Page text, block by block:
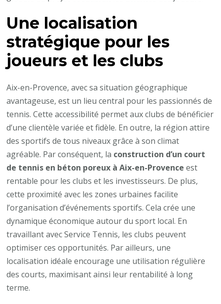
Une localisation
stratégique pour les
joueurs et les clubs
Aix-en-Provence, avec sa situation géographique
avantageuse, est un lieu central pour les passionnés de
tennis. Cette accessibilité permet aux clubs de bénéficier
d’une clientèle variée et fidèle. En outre, la région attire
des sportifs de tous niveaux grâce à son climat
agréable. Par conséquent, la construction d’un court
de tennis en béton poreux à Aix-en-Provence est
rentable pour les clubs et les investisseurs. De plus,
cette proximité avec les zones urbaines facilite
l’organisation d’événements sportifs. Cela crée une
dynamique économique autour du sport local. En
travaillant avec Service Tennis, les clubs peuvent
optimiser ces opportunités. Par ailleurs, une
localisation idéale encourage une utilisation régulière
des courts, maximisant ainsi leur rentabilité à long
terme.